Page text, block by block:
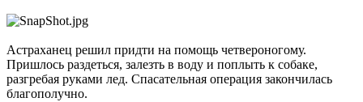
Астраханец решил придти на помощь четвероногому.
Пришлось раздеться, залезть в воду и поплыть к собаке,
разгребая руками лед. Спасательная операция закончилась
благополучно.